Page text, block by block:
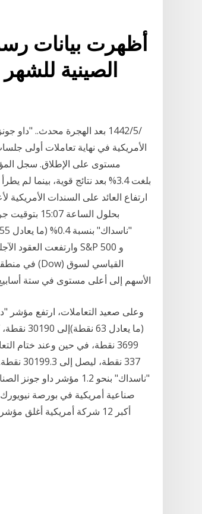
أظهرت بيانات
مستوى على الإطلاق. سجل
الأسهم إلى أعلى مستوى في ستة أسابيع عند 27،005 حيث تجاوزت أرباح الشركات الأمريكية في